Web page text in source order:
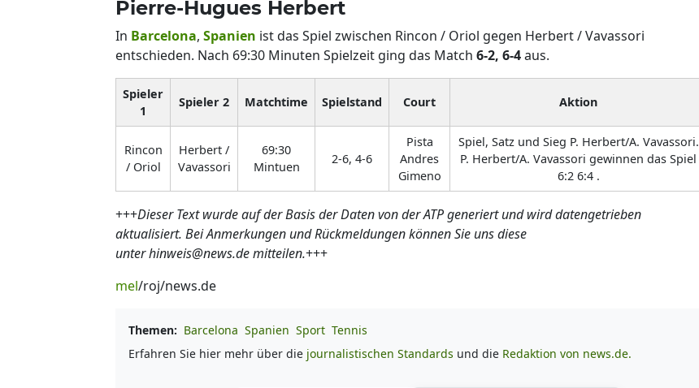
Pierre-Hugues Herbert
In Barcelona, Spanien ist das Spiel zwischen Rincon / Oriol gegen Herbert / Vavassori
entschieden. Nach 69:30 Minuten Spielzeit ging das Match 6-2, 6-4aus.
Spieler
1
Spieler 2 Matchtime Spielstand Court Aktion
Rincon
/ Oriol
Herbert /
Vavassori
69:30
Mintuen
2-6, 4-6
Pista
Andres
Gimeno
Spiel, Satz und Sieg P. Herbert/A. Vavassori.
P. Herbert/A. Vavassori gewinnen das Spiel
6:2 6:4 .
+++Dieser Text wurde auf der Basis der Daten von der ATP generiert und wird datengetrieben
aktualisiert. Bei Anmerkungen und Rückmeldungen können Sie uns diese
unter hinweis@news.de mitteilen.+++
mel/roj/news.de
Themen: Barcelona Spanien Sport Tennis
Erfahren Sie hier mehr über die journalistischen Standards und die Redaktion von news.de.